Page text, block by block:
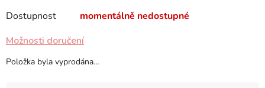
Dostupnost momentálně nedostupné
Možnosti doručení
Položka byla vyprodána…